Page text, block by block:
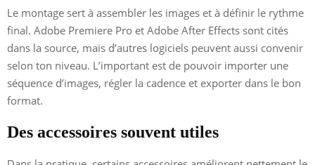
Le montage sert à assembler les images et à définir le rythme
final. Adobe Premiere Pro et Adobe After Effects sont cités
dans la source, mais d’autres logiciels peuvent aussi convenir
selon ton niveau. L’important est de pouvoir importer une
séquence d’images, régler la cadence et exporter dans le bon
format.
Des accessoires souvent utiles